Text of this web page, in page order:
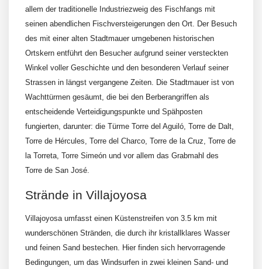
allem der traditionelle Industriezweig des Fischfangs mit
seinen abendlichen Fischversteigerungen den Ort. Der Besuch
des mit einer alten Stadtmauer umgebenen historischen
Ortskern entführt den Besucher aufgrund seiner versteckten
Winkel voller Geschichte und den besonderen Verlauf seiner
Strassen in längst vergangene Zeiten. Die Stadtmauer ist von
Wachttürmen gesäumt, die bei den Berberangriffen als
entscheidende Verteidigungspunkte und Spähposten
fungierten, darunter: die Türme Torre del Aguiló, Torre de Dalt,
Torre de Hércules, Torre del Charco, Torre de la Cruz, Torre de
la Torreta, Torre Simeón und vor allem das Grabmahl des
Torre de San José.
Strände in Villajoyosa
Villajoyosa umfasst einen Küstenstreifen von 3.5 km mit
wunderschönen Stränden, die durch ihr kristallklares Wasser
und feinen Sand bestechen. Hier finden sich hervorragende
Bedingungen, um das Windsurfen in zwei kleinen Sand- und